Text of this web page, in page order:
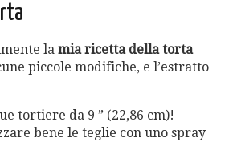
la mia ricetta della torta
piccole modifiche, e l’estratto
tortiere da 9 ” (22,86 cm)!
bene le teglie con uno spray